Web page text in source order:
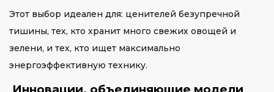
Этот выбор идеален для: ценителей безупречной
тишины, тех, кто хранит много свежих овощей и
зелени, и тех, кто ищет максимально
энергоэффективную технику.